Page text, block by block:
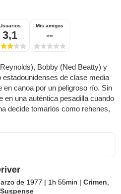
3,1
Mis amigos
--
Bobby (Ned Beatty) y
de clase media
en canoa por un peligroso río. Sin
en una auténtica pesadilla cuando
decide tomarlos como rehenes,
de 1977 | 1h 55min | Crimen
,Suspense